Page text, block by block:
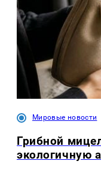
Мировые новости
Грибной
экологичную